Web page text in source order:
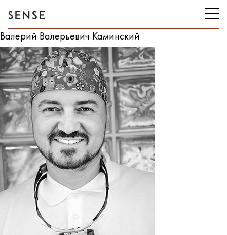
Валерий Валерьевич Каминский